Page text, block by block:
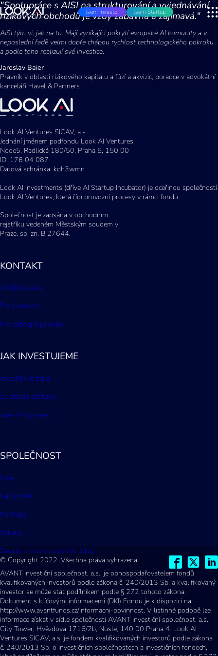
Jsem Investor Jsem Startup
"Spolupráce s AISI na strukturování a vyjednávání
rizikových obchodů je vždy zábavná a zajímavá."
AISI tým ví, jak na to. Mají vynikající pokrytí evropské AI komunity a v
neposlední řadě velmi dobře chápou rychlost technologického pokroku
a podle toho realizují své investice.
Jaroslav Baier
Právník v oblasti rizikového kapitálu a fúzí a akvizic, poradce v advokátní
kanceláři Havel & Partners
Look AI Ventures SICAV, a.s.
Jednání jménem podfondu Look AI Ventures I
Node5, Radlická 180/50, Praha 5, 150 00
ID: 176 04 087
Datová schránka: kdh3wmn
Look AI Investments (dříve AI Startup Incubator) je dceřinou společností
Look AI Ventures, která řídí provozní procesy v rámci fondu.
Společnost je zapsána v obchodním
rejstříku vedeném Městským soudem v
Praze, sp. zn. B 27644.
KONTAKT
info@lookai.vc
Pro investory
Pro začínající podniky
JAK INVESTUJEME
Investiční kritéria
Co získají startupy
Investiční proces
SPOLEČNOST
Mise
Náš příběh
Portfolio
Odkazy
Zásady ochrany osobních údajů
© Copyright 2022. Všechna práva vyhrazena.
AVANT investiční společnost, a.s., je obhospodařovatelem fondů
kvalifikovaných investorů podle zákona č. 240/2013 Sb. a kvalifikovaný
investor se může stát podílníkem podle § 272 tohoto zákona.
Dokument s klíčovými informacemi (DKI) Fondu je k dispozici na
http://www.avantfunds.cz/informacni-povinnost. V listinné podobě lze
informace získat v sídle společnosti AVANT investiční společnost, a.s.,
City Tower, Hvězdova 1716/2b, Nusle, 140 00 Praha 4. Look AI
Ventures SICAV, a.s. je fondem kvalifikovaných investorů podle zákona
č. 240/2013 Sb. o investičních společnostech a investičních fondech,